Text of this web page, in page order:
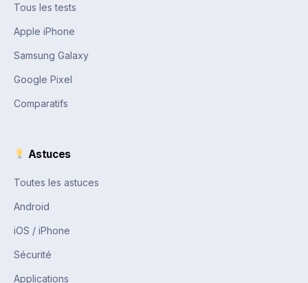
Tous les tests
Apple iPhone
Samsung Galaxy
Google Pixel
Comparatifs
Astuces
Toutes les astuces
Android
iOS / iPhone
Sécurité
Applications